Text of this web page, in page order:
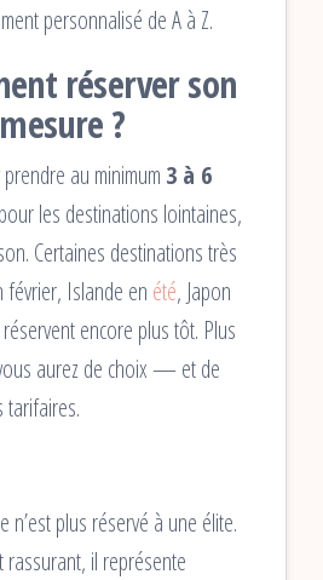
personnalisé de A à Z.
réserver son
?
au minimum 3 à 6
pour les destinations lointaines,
Certaines destinations très
Islande en été, Japon
encore plus tôt. Plus
aurez de choix — et de
tarifaires.
n’est plus réservé à une élite.
rassurant, il représente